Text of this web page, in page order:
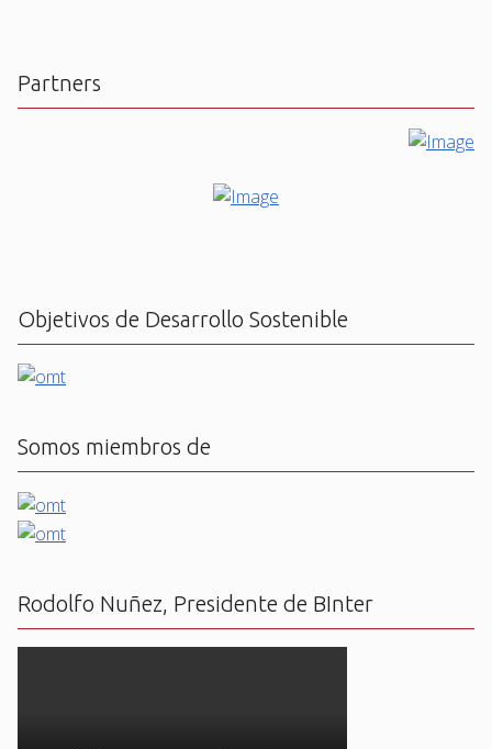
Partners
Objetivos de Desarrollo Sostenible
Somos miembros de
Rodolfo Nuñez, Presidente de BInter